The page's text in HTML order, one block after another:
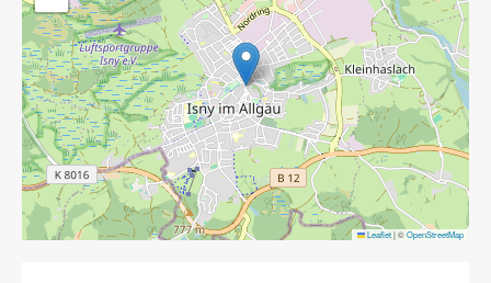
Leaflet|©OpenStreetMap